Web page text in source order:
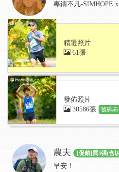
專鑄不凡-SIMHOPE
精選照片
61張
發佈照片
30586張
號碼
農夫 [促銷]買3張(含
早安！